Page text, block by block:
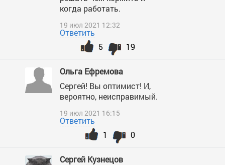
когда работать.
19 июл 2021 12:32
Ответить
19
5
Ольга Ефремова
Сергей! Вы оптимист! И,
вероятно, неисправимый.
19 июл 2021 16:15
Ответить
0
1
Сергей Кузнецов